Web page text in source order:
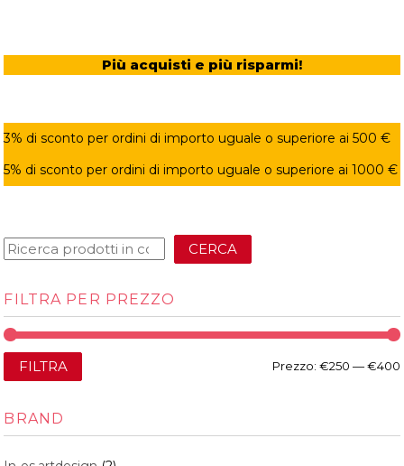
Più acquisti e più risparmi!
3% di sconto per ordini di importo uguale o superiore ai 500 €
5% di sconto per ordini di importo uguale o superiore ai 1000 €
CERCA
FILTRA PER PREZZO
FILTRA Prezzo: €250 —€400
BRAND